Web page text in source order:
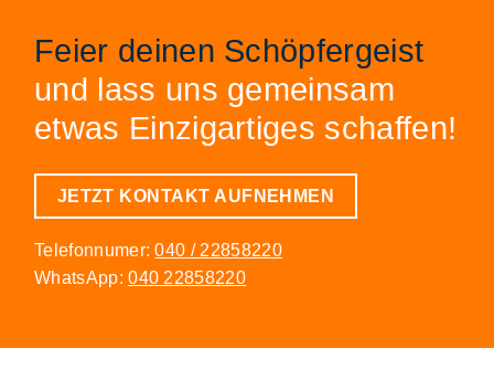
Feier deinen Schöpfergeist
und lass uns gemeinsam
etwas Einzigartiges schaffen!
JETZT KONTAKT AUFNEHMEN
Telefonnumer:040 / 22858220
WhatsApp:040 22858220